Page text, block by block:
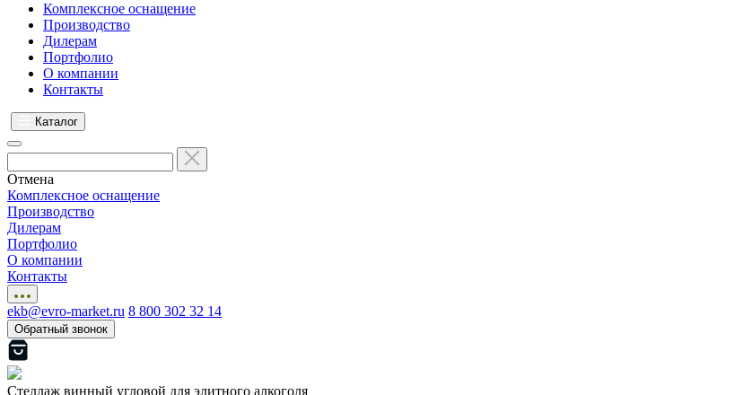
Комплексное оснащение
Производство
Дилерам
Портфолио
О компании
Контакты
Каталог
Отмена
Комплексное оснащение
Производство
Дилерам
Портфолио
О компании
Контакты
ekb@evro-market.ru 8 800 302 32 14
Обратный звонок
Стеллаж винный угловой для элитного алкоголя